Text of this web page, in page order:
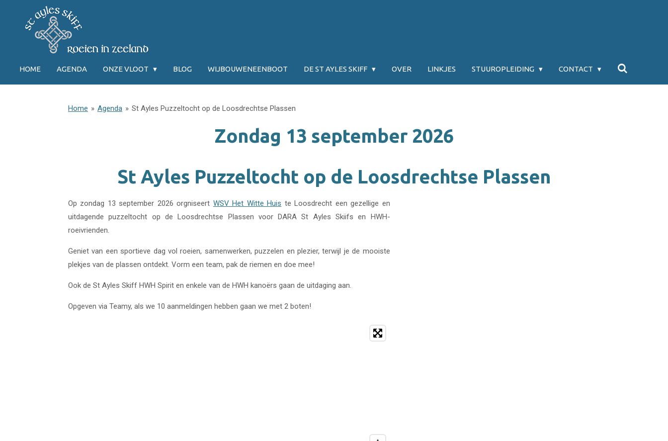
hoofdinhoud
HOME AGENDA ONZE VLOOT BLOG WIJBOUWENEENBOOT DE ST AYLES SKIFF OVER LINKJES STUUROPLEIDING CONTACT
Home » Agenda » St Ayles Puzzeltocht op de Loosdrechtse Plassen
Zondag 13 september 2026
St Ayles Puzzeltocht op de Loosdrechtse Plassen
Op zondag 13 september 2026 orgniseert WSV Het Witte Huis te Loosdrecht een gezellige en
uitdagende puzzeltocht op de Loosdrechtse Plassen voor DARA St Ayles Skiifs en HWH-
roeivrienden.
Geniet van een sportieve dag vol roeien, samenwerken, puzzelen en plezier, terwijl je de mooiste
plekjes van de plassen ontdekt. Vorm een team, pak de riemen en doe mee!
Ook de St Ayles Skiff HWH Spirit en enkele van de HWH kanoërs gaan de uitdaging aan.
Opgeven via Teamy, als we 10 aanmeldingen hebben gaan we met 2 boten!